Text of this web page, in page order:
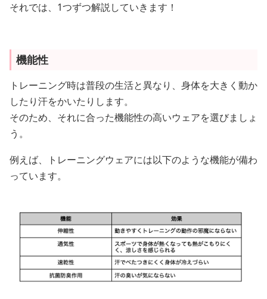
トレーニング時は普段の生活と異なり、身体を大きく動か
したり汗をかいたりします。
そのため、それに合った機能性の高いウェアを選びましょ
う。
っています。